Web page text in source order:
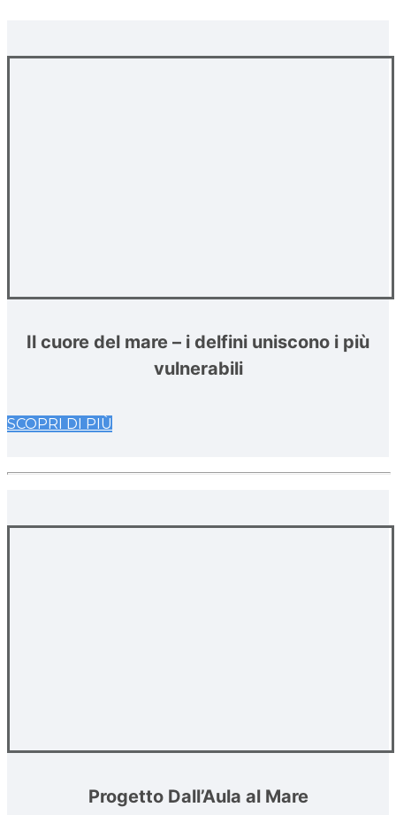
Il cuore del mare – i delfini uniscono i più
vulnerabili
SCOPRI DI PIÙ
Progetto Dall’Aula al Mare